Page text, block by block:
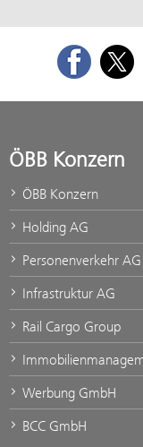
Facebook
ÖBB Konzern
ÖBB Konzern
Holding AG
Personenverkehr AG
Infrastruktur AG
Rail Cargo Group
Werbung GmbH
BCC GmbH